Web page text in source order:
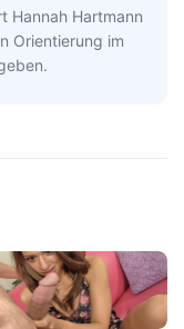
Hannah Hartmann
Orientierung im